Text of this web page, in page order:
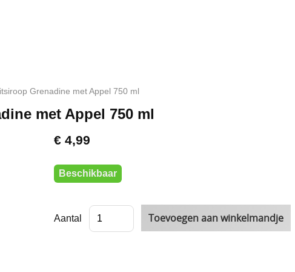
Grenadine met Appel 750 ml
met Appel 750 ml
€ 4,99
Beschikbaar
Aantal